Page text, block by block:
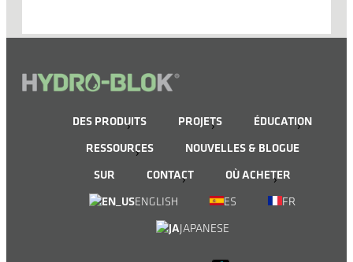
DES PRODUITS PROJETS
ÉDUCATION
RESSOURCES
NOUVELLES & BLOGUE
SUR
CONTACT
OÙ ACHETER
ENGLISH
ES
FR
JAPANESE